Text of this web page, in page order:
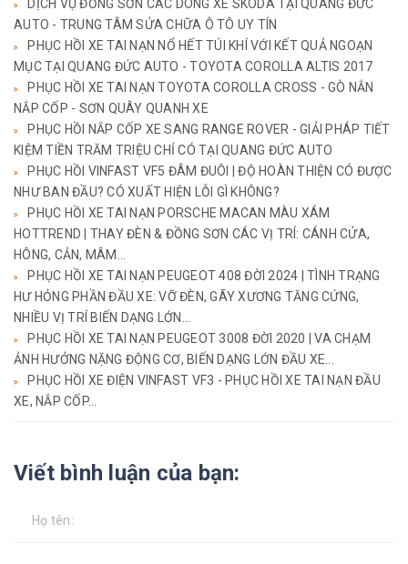
DỊCH VỤ ĐỒNG SƠN CÁC DÒNG XE SKODA TẠI QUANG ĐỨC
AUTO - TRUNG TÂM SỬA CHỮA Ô TÔ UY TÍN
PHỤC HỒI XE TAI NẠN NỔ HẾT TÚI KHÍ VỚI KẾT QUẢ NGOẠN
MỤC TẠI QUANG ĐỨC AUTO - TOYOTA COROLLA ALTIS 2017
PHỤC HỒI XE TAI NẠN TOYOTA COROLLA CROSS - GÒ NẮN
NẮP CỐP - SƠN QUÂY QUANH XE
PHỤC HỒI NẮP CỐP XE SANG RANGE ROVER - GIẢI PHÁP TIẾT
KIỆM TIỀN TRĂM TRIỆU CHỈ CÓ TẠI QUANG ĐỨC AUTO
PHỤC HỒI VINFAST VF5 ĐÂM ĐUÔI | ĐỘ HOÀN THIỆN CÓ ĐƯỢC
NHƯ BAN ĐẦU? CÓ XUẤT HIỆN LỖI GÌ KHÔNG?
PHỤC HỒI XE TAI NẠN PORSCHE MACAN MÀU XÁM
HOTTREND | THAY ĐÈN & ĐỒNG SƠN CÁC VỊ TRÍ: CÁNH CỬA,
HÔNG, CẢN, MÂM...
PHỤC HỒI XE TAI NẠN PEUGEOT 408 ĐỜI 2024 | TÌNH TRẠNG
HƯ HỎNG PHẦN ĐẦU XE: VỠ ĐÈN, GÃY XƯƠNG TĂNG CỨNG,
NHIỀU VỊ TRÍ BIẾN DẠNG LỚN...
PHỤC HỒI XE TAI NẠN PEUGEOT 3008 ĐỜI 2020 | VA CHẠM
ẢNH HƯỞNG NẶNG ĐỘNG CƠ, BIẾN DẠNG LỚN ĐẦU XE...
PHỤC HỒI XE ĐIỆN VINFAST VF3 - PHỤC HỒI XE TAI NẠN ĐẦU
XE, NẮP CỐP...
Viết bình luận của bạn: